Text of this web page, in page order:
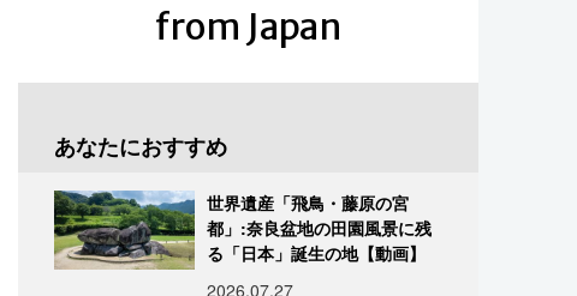
from Japan
あなたにおすすめ
世界遺産「飛鳥・藤原の宮
都」:奈良盆地の田園風景に残
る「日本」誕生の地【動画】
2026.07.27